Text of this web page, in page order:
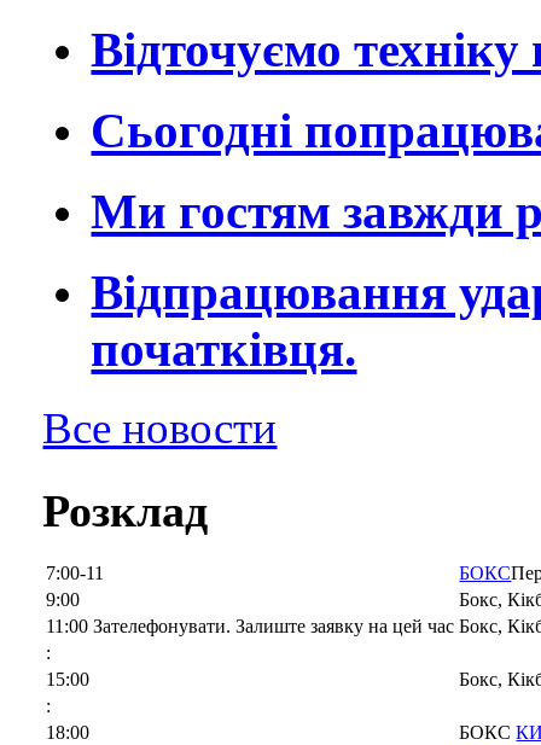
Відточуємо
Сьогодні
Ми гостям завжди
Відпрацювання
початківця.
Все новости
Розклад
7:00-11 БОКС
9:00
Бокс,
11:00 Зателефонувати. Залиште заявку на цей час Бокс,
:
15:00
Бокс,
:
18:00
БОКС